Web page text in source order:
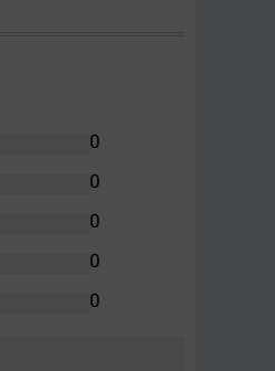
0
0
0
0
0